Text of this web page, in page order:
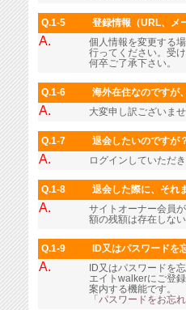
Q.1-5 登録情報（URL、メ
A.
個人情報を変更する
行ってください。受
何卒ご了承下さい。
Q.1-6 海外在住なのですが
A. 大変申し訳ございま
Q.1-7 退会したいのですが
A. ログインしていただ
Q.1-8 退会した際に、それ
A.
サイトオーナー会員
額の残額は存在しな
Q.1-9 ID又はパスワードを
A.
ID又はパスワードを
エイトwalkerにご登
案内する機能です。
「パスワードをお忘